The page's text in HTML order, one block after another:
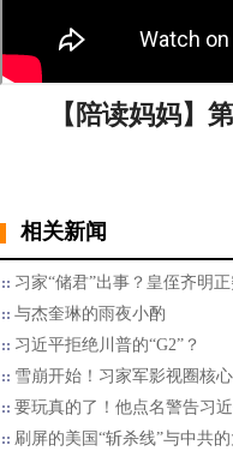
【陪读妈妈】
相关新闻
习家“储君”出事？皇侄齐明
与杰奎琳的雨夜小酌
习近平拒绝川普的“G2”？
雪崩开始！习家军影视圈核
要玩真的了！他点名警告习
刷屏的美国“斩杀线”与中共